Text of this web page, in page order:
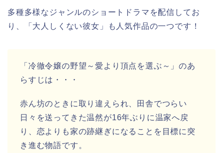
多種多様なジャンルのショートドラマを配信してお
り、「大人しくない彼女」も人気作品の一つです！
「冷徹令嬢の野望～愛より頂点を選ぶ～」のあ
らすじは・・・
赤ん坊のときに取り違えられ、田舎でつらい
日々を送ってきた温然が16年ぶりに温家へ戻
り、恋よりも家の跡継ぎになることを目標に突
き進む物語です。